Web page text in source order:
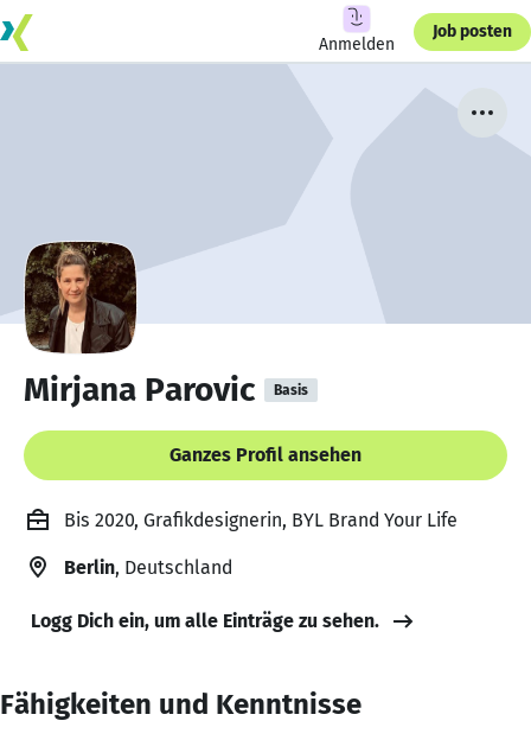
Anmelden
Job posten
Mirjana Parovic Basis
Ganzes Profil ansehen
Bis 2020, Grafikdesignerin, BYL Brand Your Life
Berlin, Deutschland
Logg Dich ein, um alle Einträge zu sehen.
Fähigkeiten und Kenntnisse